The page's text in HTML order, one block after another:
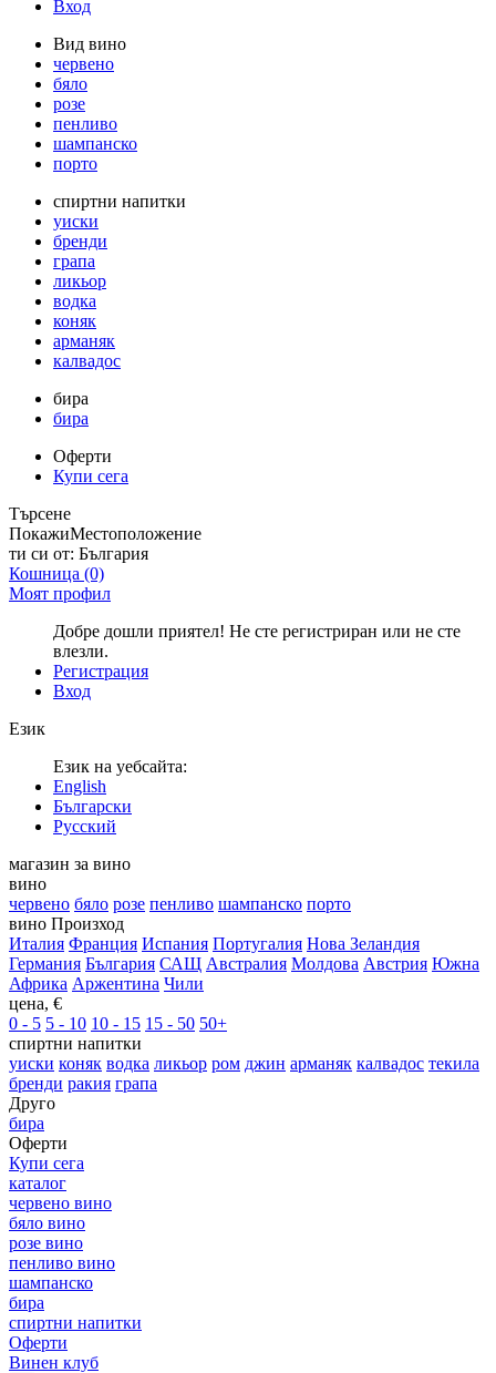
Вход
Вид вино
червено
бяло
розе
пенливо
шампанско
порто
спиртни напитки
уиски
бренди
грапа
ликьор
водка
коняк
арманяк
калвадос
бира
бира
Оферти
Купи сега
Търсене
ПокажиМестоположение
ти си от: България
Кошница (0)
Моят профил
Добре дошли приятел! Не сте регистриран или не сте
влезли.
Регистрация
Вход
Език
Език на уебсайта:
English
Български
Русский
магазин за вино
вино
червено бяло розе пенливо шампанско порто
вино Произход
Италия Франция Испания Португалия Нова Зеландия
Германия България САЩ Австралия Молдова Австрия Южна
Африка Аржентина Чили
цена, €
0 - 5 5 - 10 10 - 15 15 - 50 50+
спиртни напитки
уиски коняк водка ликьор ром джин арманяк калвадос текила
бренди ракия грапа
Друго
бира
Оферти
Купи сега
каталог
червено вино
бяло вино
розе вино
пенливо вино
шампанско
бира
спиртни напитки
Оферти
Винен клуб